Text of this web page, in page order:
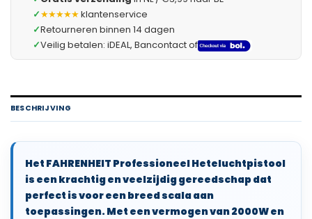
✓★★★★★klantenservice
✓Retourneren binnen 14 dagen
✓Veilig betalen: iDEAL, Bancontact of
BESCHRIJVING
Het FAHRENHEIT Professioneel Heteluchtpistool
is een krachtig en veelzijdig gereedschap dat
perfect is voor een breed scala aan
toepassingen. Met een vermogen van 2000W en